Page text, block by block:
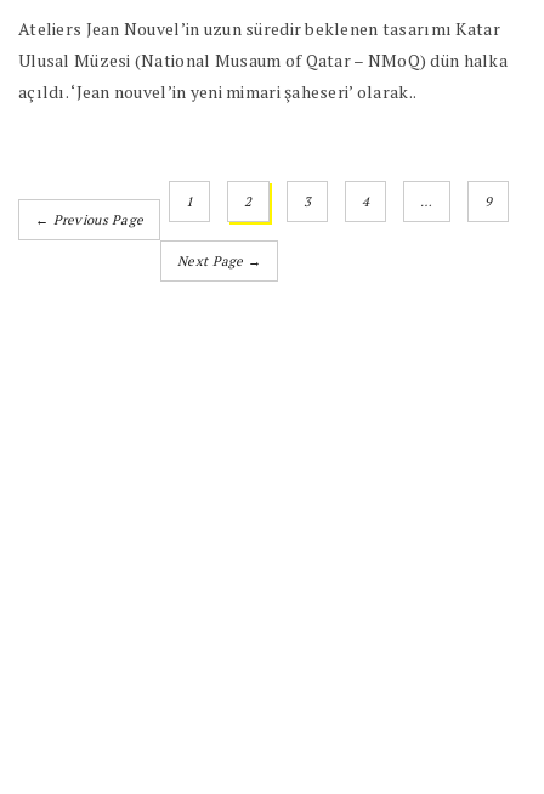
Ateliers Jean Nouvel’in uzun süredir beklenen tasarımı Katar
Ulusal Müzesi (National Musaum of Qatar – NMoQ) dün halka
açıldı. ‘Jean nouvel’in yeni mimari şaheseri’ olarak..
← Previous Page
1 2 3 4 … 9
Next Page →